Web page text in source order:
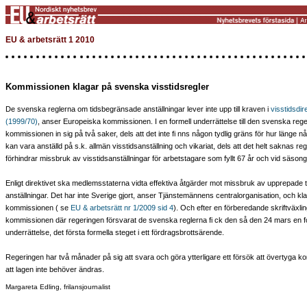
EU & arbetsrätt 1 2010
Kommissionen klagar på svenska visstidsregler
De svenska reglerna om tidsbegränsade anställningar lever inte upp till kraven i
(1999/70) , anser Europeiska kommissionen. I en formell underrättelse till den svenska
kommissionen in sig på två saker, dels att det inte fi nns någon tydlig gräns för hur länge
kan vara anställd på s.k. allmän visstidsanställning och vikariat, dels att det helt saknas
förhindrar missbruk av visstidsanställningar för arbetstagare som fyllt 67 år och vid
Enligt direktivet ska medlemsstaterna vidta effektiva åtgärder mot missbruk av upprepade
anställningar. Det har inte Sverige gjort, anser Tjänstemännens centralorganisation, och
kommissionen ( se EU & arbetsrätt nr 1/2009 sid 4). Och efter en förberedande
kommissionen där regeringen försvarat de svenska reglerna fi ck den så den 24 mars en
underrättelse, det första formella steget i ett fördragsbrottsärende.
Regeringen har två månader på sig att svara och göra ytterligare ett försök att övertyga
att lagen inte behöver ändras.
Margareta Edling, frilansjournalist